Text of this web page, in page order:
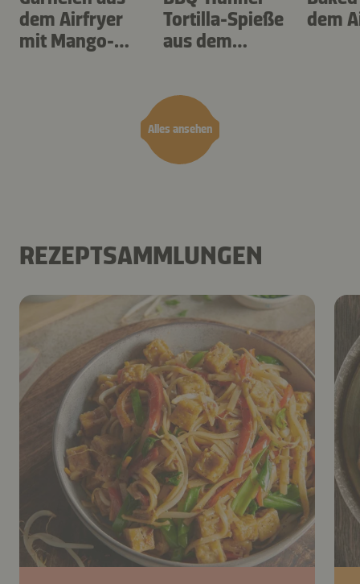
Alles ansehen
dem Airfryer
mit Mango-
Tortilla-Spieße
aus dem
dem
REZEPTSAMMLUNGEN